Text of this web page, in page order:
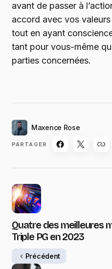
avant de passer à
accord avec vos
tout en ayant
tant pour vous-même
parties concernées.
Maxence Rose
PARTAGER
Quatre des meilleures
Triple PG en 2023
Précédent